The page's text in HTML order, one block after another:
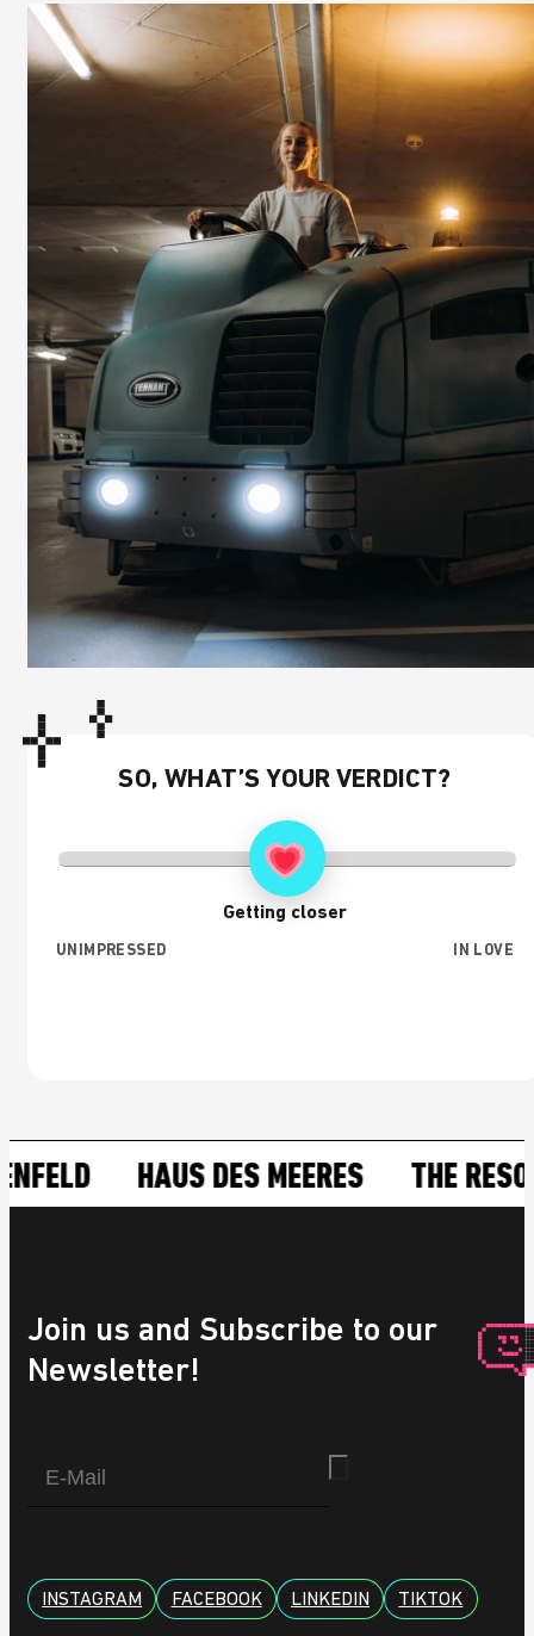
SO, WHAT’S YOUR VERDICT?
Getting closer
UNIMPRESSED IN LOVE
THE RESORT SANTOS
Join us and Subscribe to our
Newsletter!
INSTAGRAM FACEBOOK LINKEDIN TIKTOK